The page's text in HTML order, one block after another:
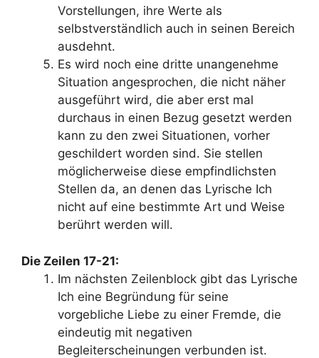
Vorstellungen, ihre Werte als
selbstverständlich auch in seinen Bereich
ausdehnt.
Es wird noch eine dritte unangenehme
Situation angesprochen, die nicht näher
ausgeführt wird, die aber erst mal
durchaus in einen Bezug gesetzt werden
kann zu den zwei Situationen, vorher
geschildert worden sind. Sie stellen
möglicherweise diese empfindlichsten
Stellen da, an denen das Lyrische Ich
nicht auf eine bestimmte Art und Weise
berührt werden will.
Die Zeilen 17-21:
Im nächsten Zeilenblock gibt das Lyrische
Ich eine Begründung für seine
vorgebliche Liebe zu einer Fremde, die
eindeutig mit negativen
Begleiterscheinungen verbunden ist.